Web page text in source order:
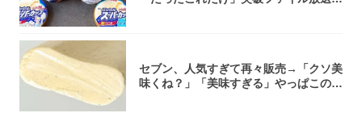
セブン、人気すぎて再々販売→「クソ美
味くね？」「美味すぎる」やっぱこのク